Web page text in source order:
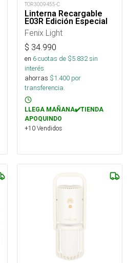
TOR3009455-C
Linterna Recargable
E03R Edición Especial
Fenix Light
$ 34.990
en 6cuotas de $5.832sin
interés
ahorras $1.400 por
transferencia.
LLEGA MAÑANA✔️TIENDA
APOQUINDO
+10 Vendidos